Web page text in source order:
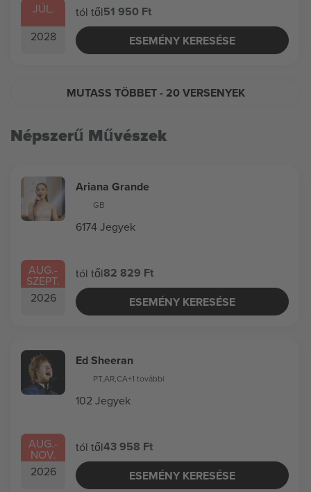
JÚL.
2028
tól től51 950 Ft
ESEMÉNY KERESÉSE
MUTASS TÖBBET- 20 VERSENYEK
Népszerű Művészek
AUG.-
SZEPT.
2026
Ariana Grande
GB
6174 Jegyek
tól től82 829 Ft
ESEMÉNY KERESÉSE
AUG.-
NOV.
2026
Ed Sheeran
PT,AR,CA+1 további
102 Jegyek
tól től43 958 Ft
ESEMÉNY KERESÉSE